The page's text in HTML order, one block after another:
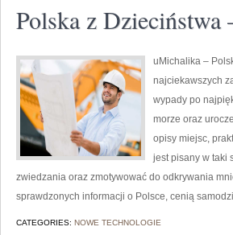
Polska z Dzieciństwa
uMichalika –
najciekawszych
wypady po
morze oraz
opisy miejsc,
jest pisany w taki
zwiedzania oraz zmotywować do odkrywania
sprawdzonych informacji o Polsce, cenią
CATEGORIES: NOWE TECHNOLOGIE